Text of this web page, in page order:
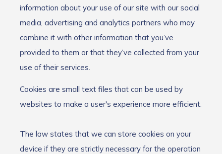
information about your use of our site with our social
media, advertising and analytics partners who may
combine it with other information that you’ve
provided to them or that they’ve collected from your
use of their services.
Cookies are small text files that can be used by
websites to make a user's experience more efficient.
The law states that we can store cookies on your
device if they are strictly necessary for the operation